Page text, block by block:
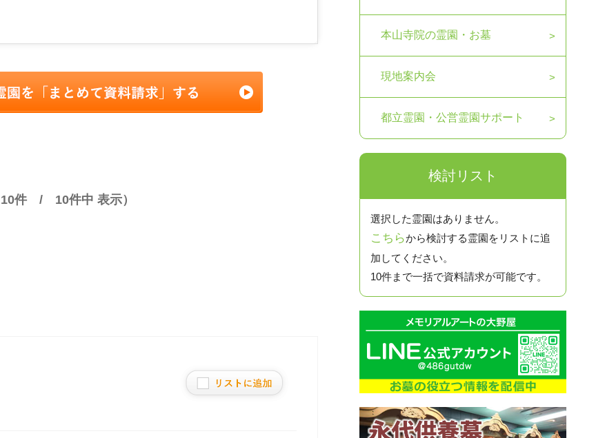
10件 / 10件中 表示）
本山寺院の霊園・お墓
現地案内会
都立霊園・公営霊園サポート
検討リスト
選択した霊園はありません。
こちらから検討する霊園をリストに追
加してください。
10件まで一括で資料請求が可能です。